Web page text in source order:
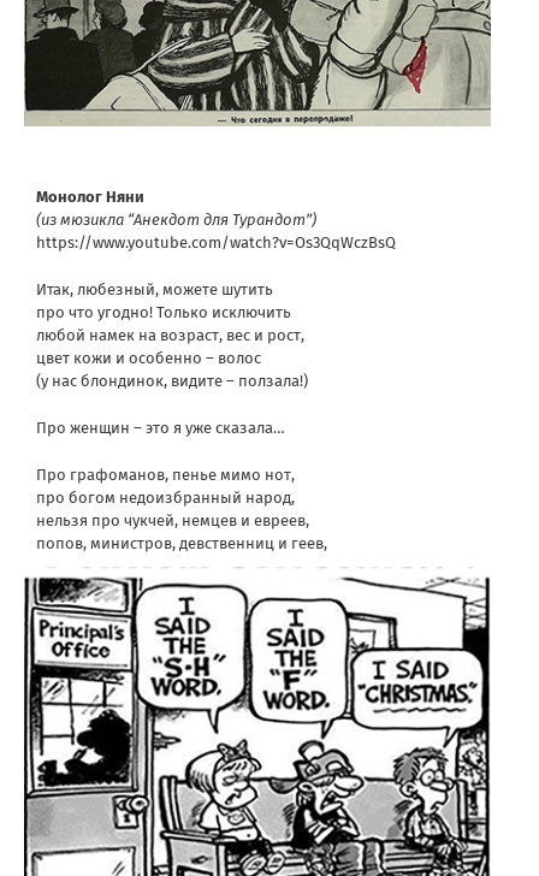
Монолог Няни
(из мюзикла “Анекдот для Турандот”)
https://www.youtube.com/watch?v=Os3QqWczBsQ
Итак, любезный, можете шутить
про что угодно! Только исключить
любой намек на возраст, вес и рост,
цвет кожи и особенно – волос
(у нас блондинок, видите – ползала!)
Про женщин – это я уже сказала…
Про графоманов, пенье мимо нот,
про богом недоизбранный народ,
нельзя про чукчей, немцев и евреев,
попов, министров, девственниц и геев,